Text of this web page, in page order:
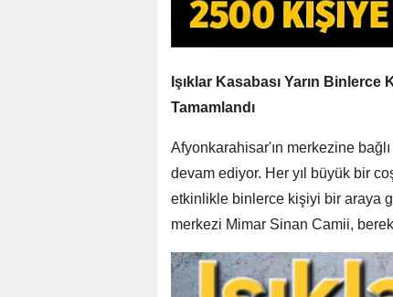
Işıklar Kasabası Yarın
Tamamlandı
Afyonkarahisar'ın merkezine
devam ediyor. Her yıl büyük bir
etkinlikle binlerce kişiyi bir araya
merkezi Mimar Sinan Camii,